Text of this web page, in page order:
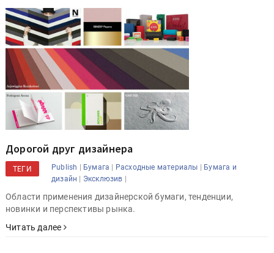
Дорогой друг дизайнера
ТЕГИ Publish | Бумага | Расходные материалы | Бумага и
дизайн | Эксклюзив |
Области применения дизайнерской бумаги, тенденции,
новинки и перспективы рынка.
Читать далее